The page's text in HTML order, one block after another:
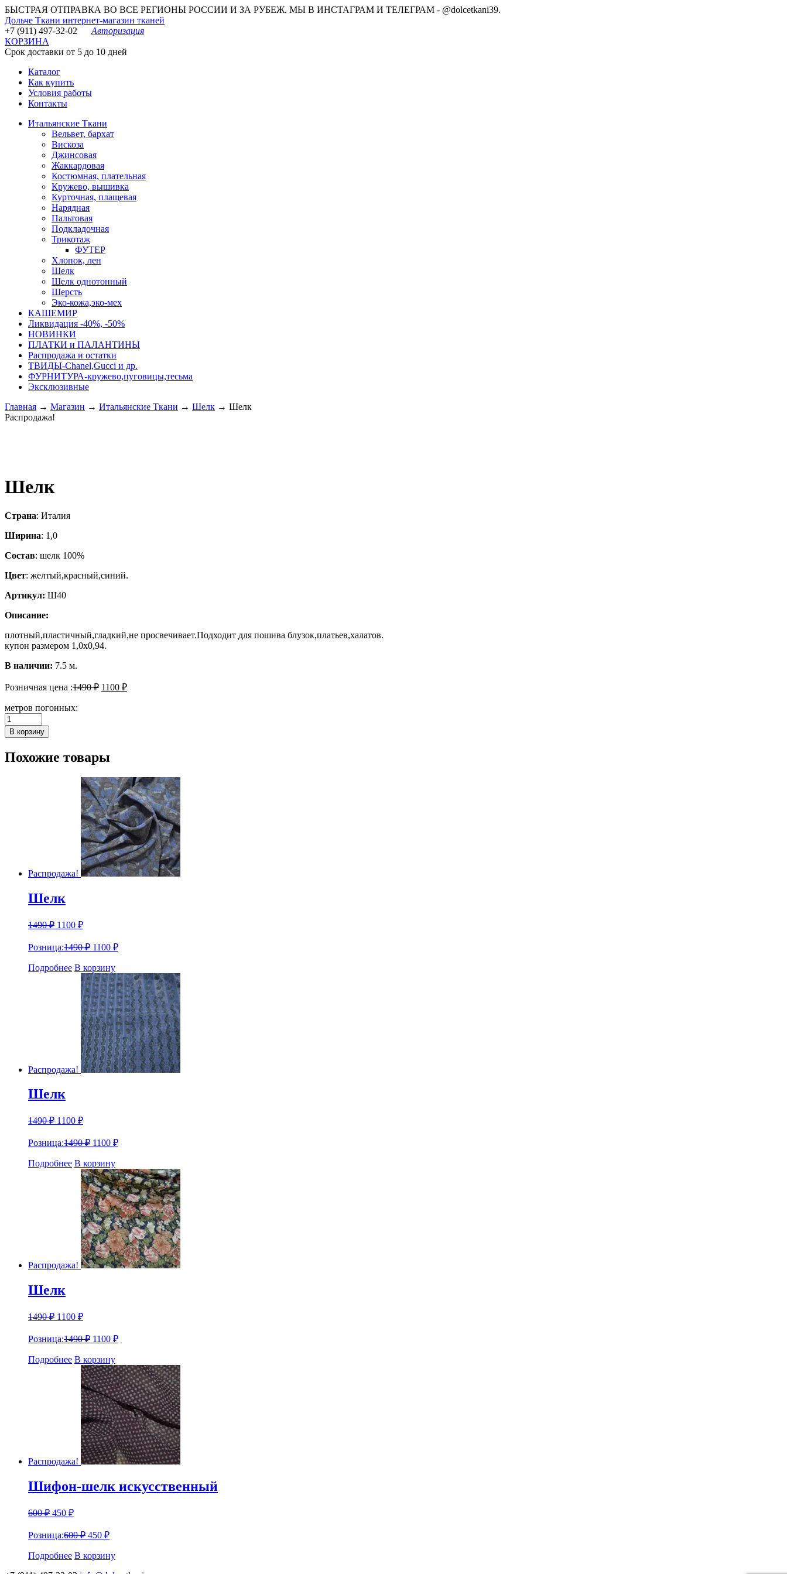
БЫСТРАЯ ОТПРАВКА ВО ВСЕ РЕГИОНЫ РОССИИ И ЗА РУБЕЖ. МЫ В ИНСТАГРАМ И ТЕЛЕГРАМ - @dolcetkani39.
Дольче Ткани интернет-магазин тканей
+7 (911) 497-32-02
Авторизация
КОРЗИНА
Срок доставки от 5 до 10 дней
Каталог
Как купить
Условия работы
Контакты
Итальянские Ткани
Вельвет, бархат
Вискоза
Джинсовая
Жаккардовая
Костюмная, плательная
Кружево, вышивка
Курточная, плащевая
Нарядная
Пальтовая
Подкладочная
Трикотаж
ФУТЕР
Хлопок, лен
Шелк
Шелк однотонный
Шерсть
Эко-кожа,эко-мех
КАШЕМИР
Ликвидация -40%, -50%
НОВИНКИ
ПЛАТКИ и ПАЛАНТИНЫ
Распродажа и остатки
ТВИДЫ-Сhanel,Gucci и др.
ФУРНИТУРА-кружево,пуговицы,тесьма
Эксклюзивные
Главная → Магазин → Итальянские Ткани → Шелк → Шелк
Распродажа!
Шелк
Страна: Италия
Ширина: 1,0
Состав: шелк 100%
Цвет: желтый,красный,синий.
Артикул: Ш40
Описание:
плотный,пластичный,гладкий,не просвечивает.Подходит для пошива блузок,платьев,халатов.
купон размером 1,0х0,94.
В наличии: 7.5 м.
Розничная цена :1490₽ 1100 ₽
метров погонных:
Количество
Шелк
В корзину
Похожие товары
Распродажа!
Шелк
1490₽ 1100 ₽
Розница:1490₽ 1100 ₽
Подробнее В корзину
Распродажа!
Шелк
1490₽ 1100 ₽
Розница:1490₽ 1100 ₽
Подробнее В корзину
Распродажа!
Шелк
1490₽ 1100 ₽
Розница:1490₽ 1100 ₽
Подробнее В корзину
Распродажа!
Шифон-шелк искусственный
600₽ 450 ₽
Розница:600₽ 450 ₽
Подробнее В корзину